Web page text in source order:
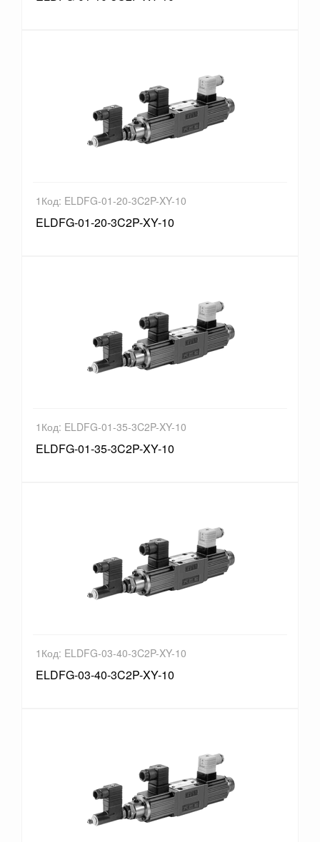
1Код: ELDFG-01-20-3C2P-XY-10
ELDFG-01-20-3C2P-XY-10
1Код: ELDFG-01-35-3C2P-XY-10
ELDFG-01-35-3C2P-XY-10
1Код: ELDFG-03-40-3C2P-XY-10
ELDFG-03-40-3C2P-XY-10